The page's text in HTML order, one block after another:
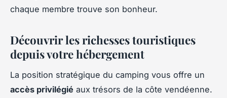
chaque membre trouve son bonheur.
Découvrir les richesses touristiques
depuis votre hébergement
La position stratégique du camping vous offre un
accès privilégié aux trésors de la côte vendéenne.